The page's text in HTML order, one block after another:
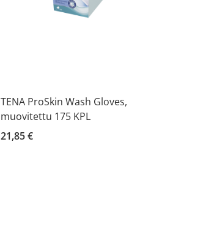
TENA ProSkin Wash Gloves,
muovitettu 175 KPL
21,85 €